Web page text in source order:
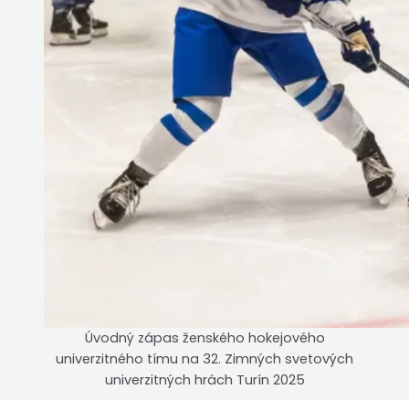
Úvodný zápas ženského hokejového
univerzitného tímu na 32. Zimných svetových
univerzitných hrách Turín 2025